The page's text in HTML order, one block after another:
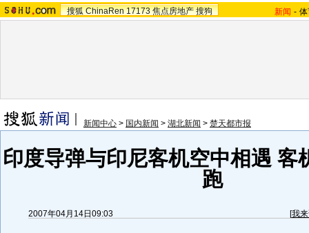
搜狐 ChinaRen 17173 焦点房地产 搜狗 新闻 -
新闻中心 > 国内新闻 > 湖北新闻 > 楚天都市报
印度导弹与印尼客机空中相遇 客
跑
2007年04月14日09:03 [我